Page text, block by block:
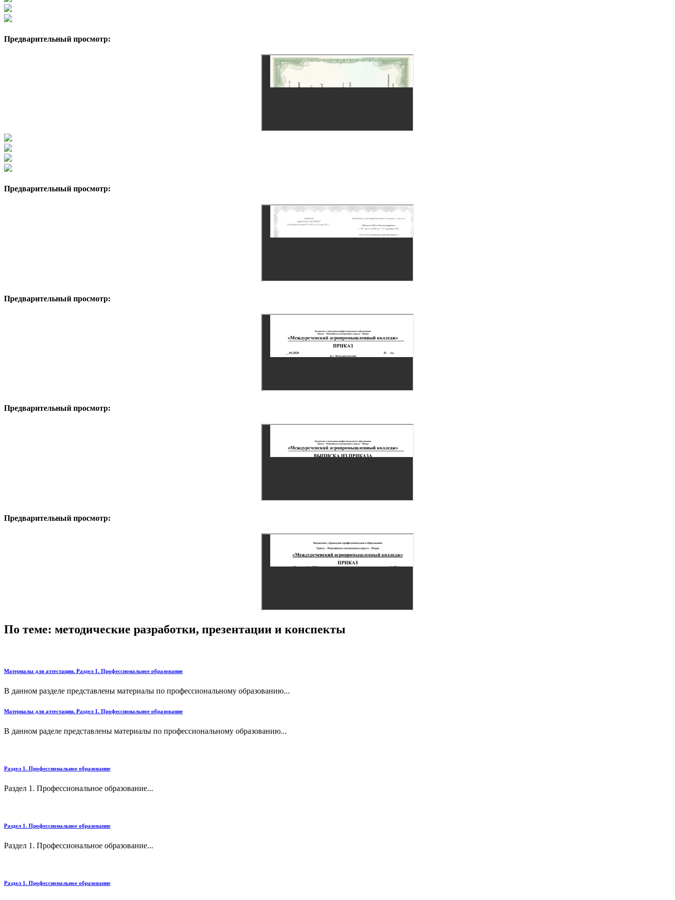
Предварительный просмотр:
Предварительный просмотр:
Предварительный просмотр:
Предварительный просмотр:
Предварительный просмотр:
По теме: методические разработки, презентации и конспекты
Материалы для аттестации. Раздел 1. Профессиональное образование
В данном разделе представлены материалы по профессиональному образованию...
Материалы для аттестации. Раздел 1. Профессиональное образование
В данном раделе представлены материалы по профессиональному образованию...
Раздел 1. Профессиональное образование
Раздел 1. Профессиональное образование...
Раздел 1. Профессиональное образование
Раздел 1. Профессиональное образование...
Раздел 1. Профессиональное образование